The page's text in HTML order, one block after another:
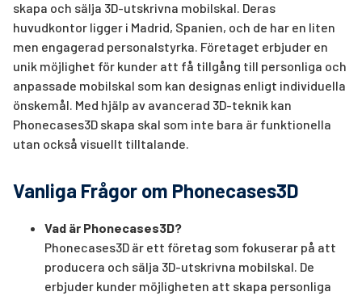
skapa och sälja 3D-utskrivna mobilskal. Deras
huvudkontor ligger i Madrid, Spanien, och de har en liten
men engagerad personalstyrka. Företaget erbjuder en
unik möjlighet för kunder att få tillgång till personliga och
anpassade mobilskal som kan designas enligt individuella
önskemål. Med hjälp av avancerad 3D-teknik kan
Phonecases3D skapa skal som inte bara är funktionella
utan också visuellt tilltalande.
Vanliga Frågor om Phonecases3D
Vad är Phonecases3D?
Phonecases3D är ett företag som fokuserar på att
producera och sälja 3D-utskrivna mobilskal. De
erbjuder kunder möjligheten att skapa personliga